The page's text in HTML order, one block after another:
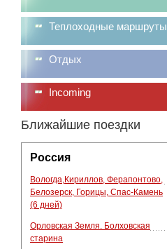
Теплоходные маршруты
Отдых
Incoming
Ближайшие поездки
Россия
Вологда,Кириллов, Ферапонтово,
Белозерск, Горицы, Спас-Камень
(6 дней)
Орловская Земля. Болховская
старина